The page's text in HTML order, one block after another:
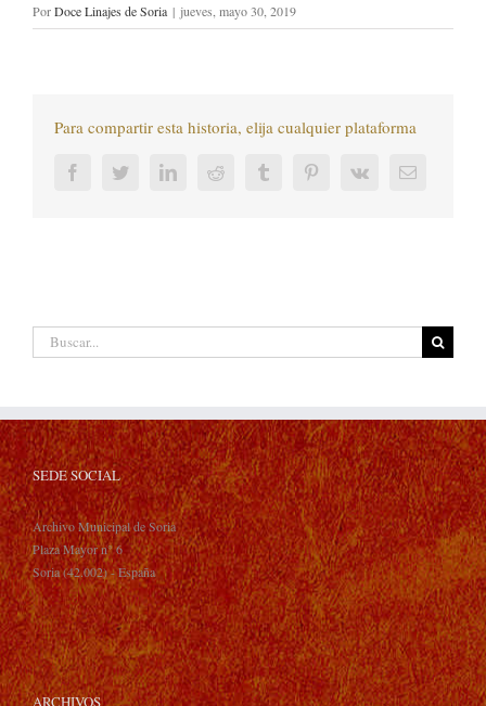
PorDoce Linajes de Soria | jueves, mayo 30, 2019
Para compartir esta historia, elija cualquier plataforma
FacebookTwitterLinkedInReddit Tumblr PinterestVk
Correo
Buscar:
SEDE SOCIAL
Archivo Municipal de Soria
Plaza Mayor n° 6
Soria (42.002) - España
ARCHIVOS